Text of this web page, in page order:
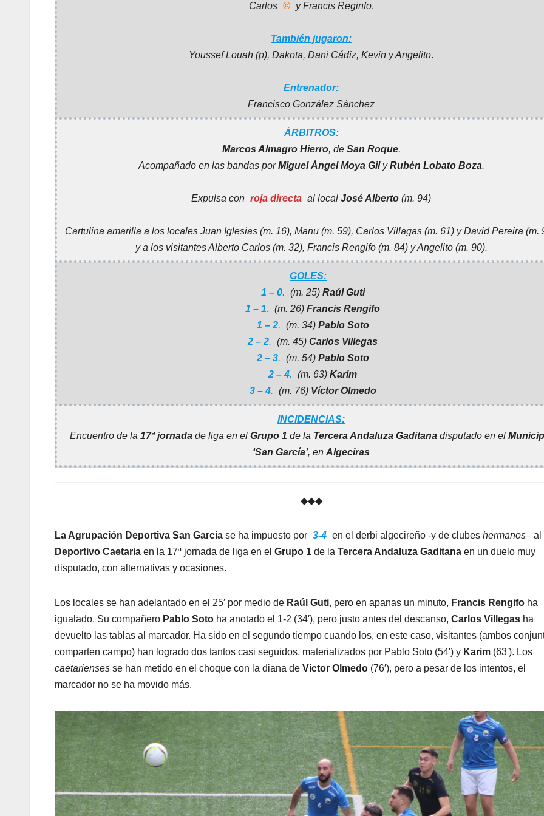
Carlos © y Francis Reginfo.
También jugaron:
Youssef Louah (p), Dakota, Dani Cádiz, Kevin y Angelito.
Entrenador:
Francisco González Sánchez
ÁRBITROS:
Marcos Almagro Hierro, de San Roque.
Acompañado en las bandas porMiguel Ángel Moya GilyRubén Lobato Boza.
Expulsa con roja directa al local José Alberto (m. 94)
Cartulina amarilla a los locales Juan Iglesias (m. 16), Manu (m. 59), Carlos Villagas (m. 61) y David Pereira (m.
y a los visitantes Alberto Carlos (m. 32), Francis Rengifo (m. 84) y Angelito (m. 90).
GOLES:
1 – 0. (m. 25) Raúl Guti
1 – 1. (m. 26) Francis Rengifo
1 – 2. (m. 34) Pablo Soto
2 – 2. (m. 45) Carlos Villegas
2 – 3. (m. 54) Pablo Soto
2 – 4. (m. 63) Karim
3 – 4. (m. 76) Víctor Olmedo
INCIDENCIAS:
Encuentro de la 17ª jornada de liga en el Grupo 1 de la Tercera Andaluza Gaditana disputado en el
‘San García’, en Algeciras
◆◆◆
La Agrupación Deportiva San García se ha impuesto por 3-4 en el derbi algecireño -y de clubes hermanos– al
Deportivo Caetaria en la 17ª jornada de liga en el Grupo 1 de la Tercera Andaluza Gaditana en un duelo muy
disputado, con alternativas y ocasiones.
Los locales se han adelantado en el 25′ por medio de Raúl Guti, pero en apanas un minuto, Francis Rengifo ha
igualado. Su compañero Pablo Soto ha anotado el 1-2 (34′), pero justo antes del descanso, Carlos Villegas ha
devuelto las tablas al marcador. Ha sido en el segundo tiempo cuando los, en este caso, visitantes (ambos
comparten campo) han logrado dos tantos casi seguidos, materializados por Pablo Soto (54′) y Karim (63′). Los
caetarienses se han metido en el choque con la diana de Víctor Olmedo (76′), pero a pesar de los intentos, el
marcador no se ha movido más.